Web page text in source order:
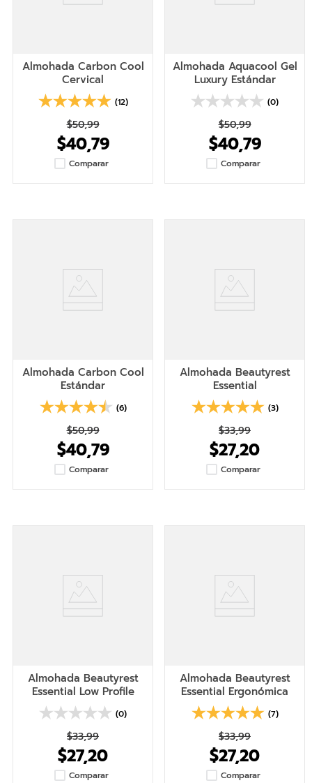
Almohada Carbon Cool
Cervical
(12)
$50,99
$40,79
Comparar
Almohada Aquacool Gel
Luxury Estándar
(0)
$50,99
$40,79
Comparar
Almohada Carbon Cool
Estándar
(6)
$50,99
$40,79
Comparar
Almohada Beautyrest
Essential
(3)
$33,99
$27,20
Comparar
Almohada Beautyrest
Essential Low Profile
(0)
$33,99
$27,20
Comparar
Almohada Beautyrest
Essential Ergonómica
(7)
$33,99
$27,20
Comparar